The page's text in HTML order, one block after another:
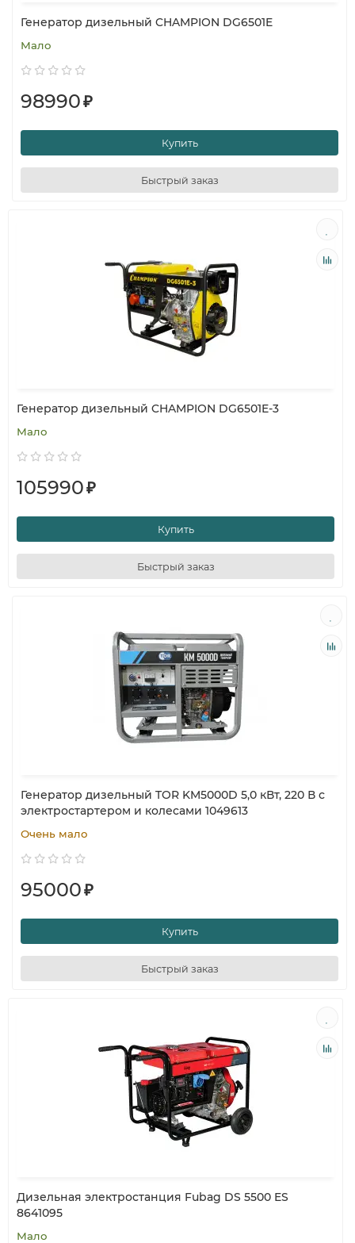
Генератор дизельный CHAMPION DG6501E
Мало
98990₽
Купить
Быстрый заказ
Генератор дизельный CHAMPION DG6501E-3
Мало
105990₽
Купить
Быстрый заказ
Генератор дизельный TOR KM5000D 5,0 кВт, 220 В с
электростартером и колесами 1049613
Очень мало
95000₽
Купить
Быстрый заказ
Дизельная электростанция Fubag DS 5500 ES
8641095
Мало